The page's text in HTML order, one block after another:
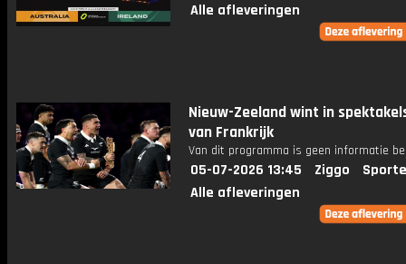
Alle afleveringen
Nieuw-Zeeland wint in
van Frankrijk
Van dit programma is geen informatie
05-07-2026 13:45 Ziggo
Alle afleveringen